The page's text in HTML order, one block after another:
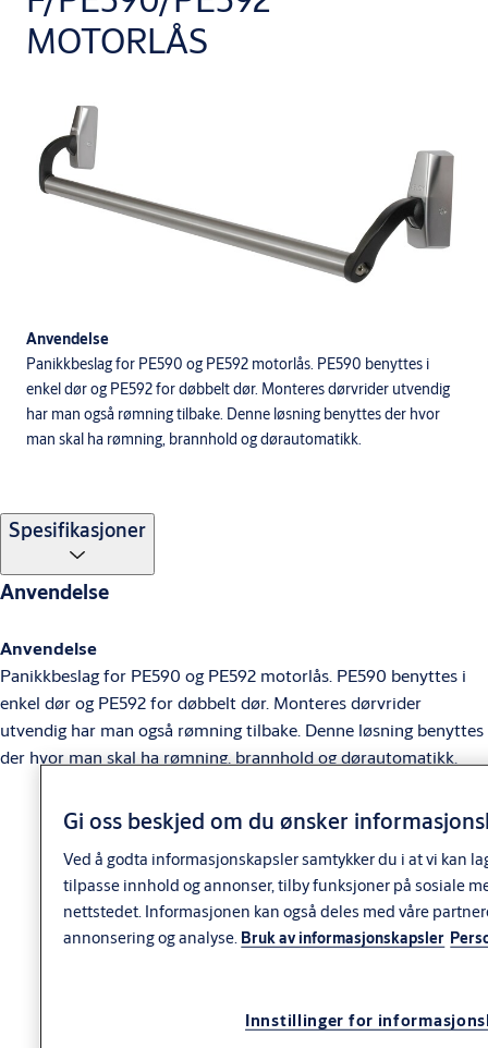
MOTORLÅS
Anvendelse
Panikkbeslag for PE590 og PE592 motorlås. PE590 benyttes i
enkel dør og PE592 for døbbelt dør. Monteres dørvrider utvendig
har man også rømning tilbake. Denne løsning benyttes der hvor
man skal ha rømning, brannhold og dørautomatikk.
Spesifikasjoner
Anvendelse
Anvendelse
Panikkbeslag for PE590 og PE592 motorlås. PE590 benyttes i
enkel dør og PE592 for døbbelt dør. Monteres dørvrider
utvendig har man også rømning tilbake. Denne løsning benyttes
der hvor man skal ha rømning, brannhold og dørautomatikk.
Gi oss beskjed om du ønsker
Ved å godta informasjonskapsler samtykker du i at vi kan
tilpasse innhold og annonser, tilby funksjoner på sosiale
nettstedet. Informasjonen kan også deles med våre
annonsering og analyse. Bruk av informasjonskapsler
Innstillinger for